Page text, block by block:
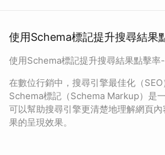
使用Schema標記提升搜尋結果
使用Schema標記提升搜尋結果點擊率
在數位行銷中，搜尋引擎最佳化（
Schema標記（Schema Markup）是
可以幫助搜尋引擎更清楚地理解網頁
果的呈現效果。